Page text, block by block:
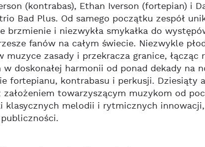
(kontrabas), Ethan Iverson (fortepian) i
Bad Plus. Od samego początku zespół
brzmienie i niezwykła smykałka do
fanów na całym świecie. Niezwykle
muzyce zasady i przekracza granice,
w doskonałej harmonii od ponad dekady
fortepianu, kontrabasu i perkusji.
założeniem towarzyszącym muzykom od
klasycznych melodii i rytmicznych